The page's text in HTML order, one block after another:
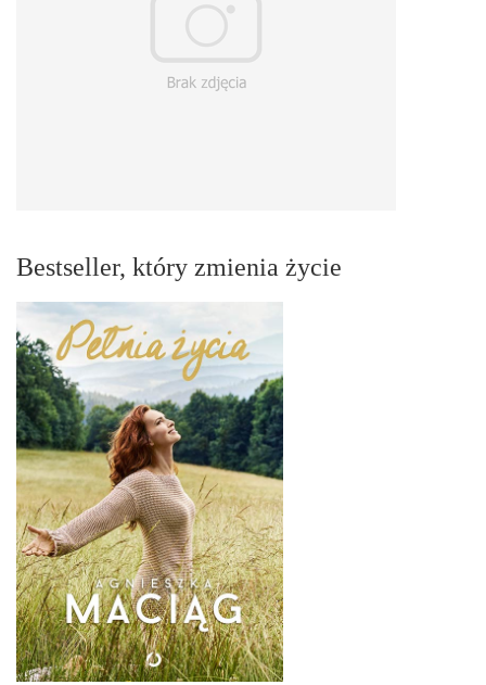
Bestseller, który zmienia życie